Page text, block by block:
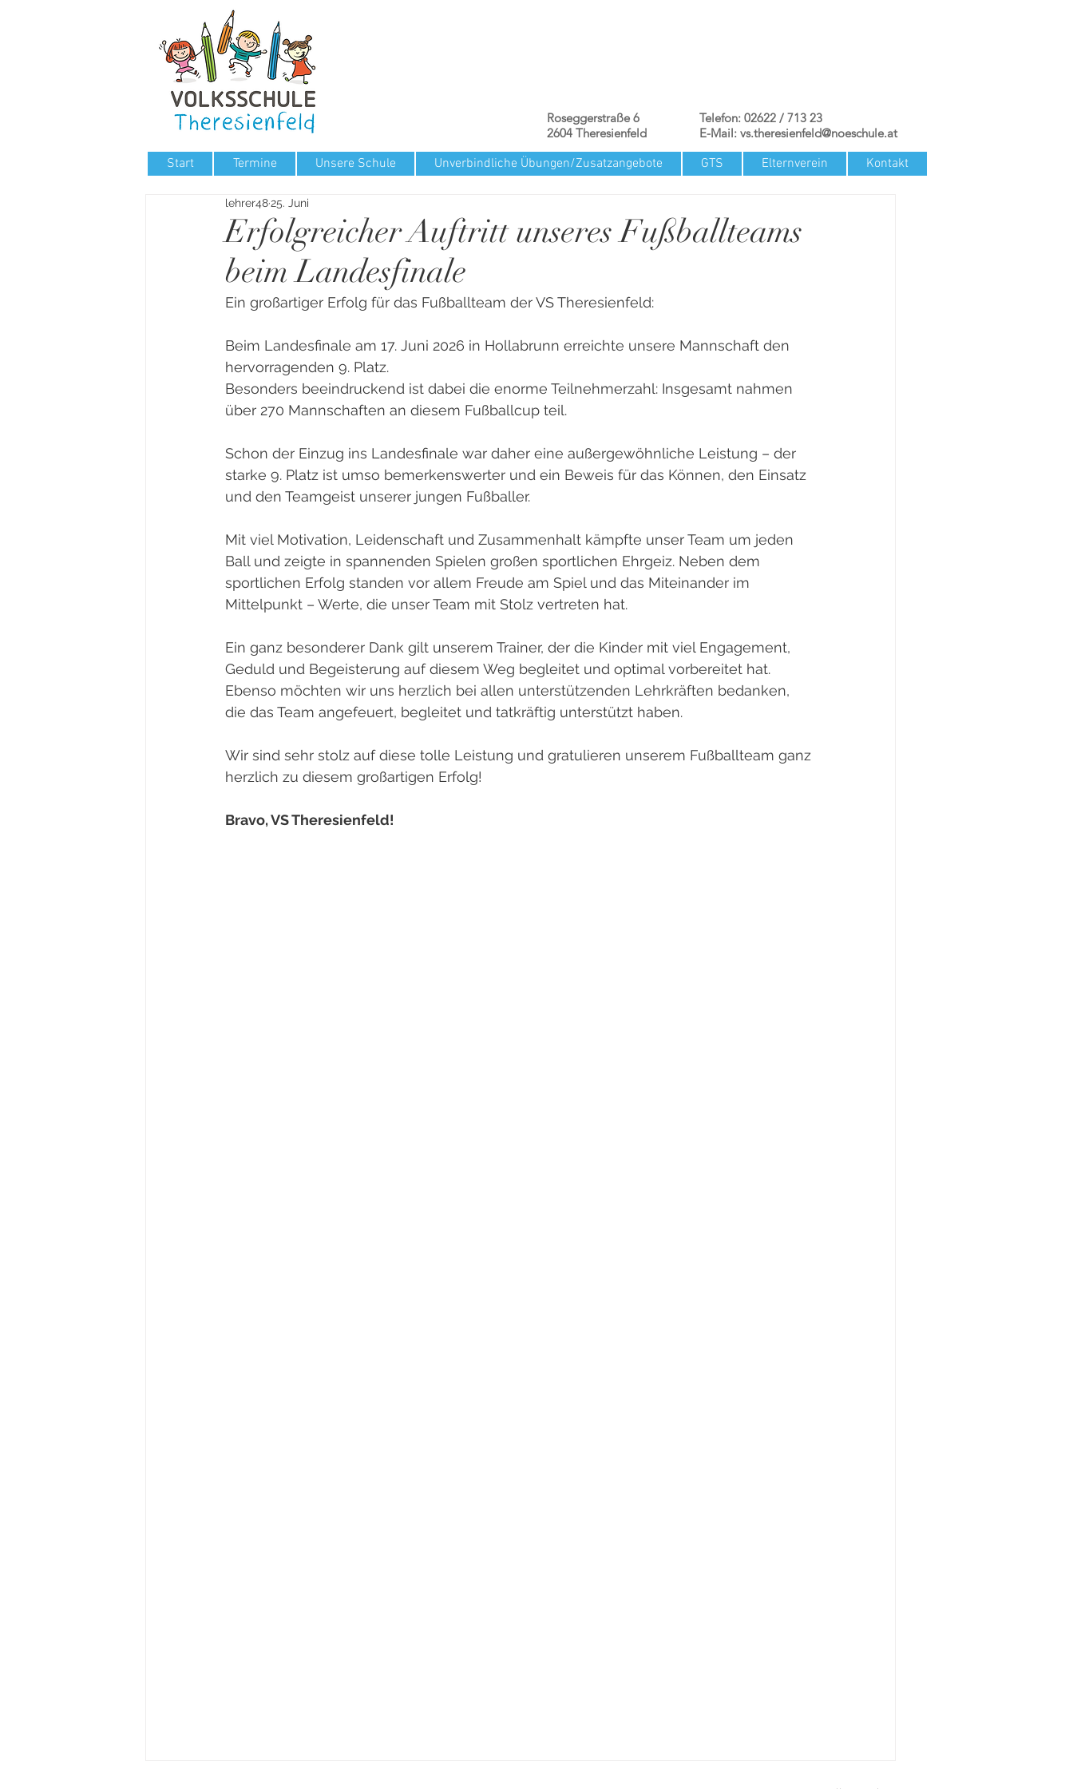
Roseggerstraße 6
2604 Theresienfeld
Telefon: 02622 / 713 23
E-Mail: vs.theresienfeld@noeschule.at
Start Termine Unsere Schule Unverbindliche Übungen/Zusatzangebote GTS Elternverein Kontakt
Erfolgreicher Auftritt unseres Fußballteams
beim Landesfinale
lehrer4825. Juni
Ein großartiger Erfolg für das Fußballteam der VS Theresienfeld:
Beim Landesfinale am 17. Juni 2026 in Hollabrunn erreichte unsere Mannschaft den
hervorragenden 9. Platz.
Besonders beeindruckend ist dabei die enorme Teilnehmerzahl: Insgesamt nahmen
über 270 Mannschaften an diesem Fußballcup teil.
Schon der Einzug ins Landesfinale war daher eine außergewöhnliche Leistung – der
starke 9. Platz ist umso bemerkenswerter und ein Beweis für das Können, den Einsatz
und den Teamgeist unserer jungen Fußballer.
Mit viel Motivation, Leidenschaft und Zusammenhalt kämpfte unser Team um jeden
Ball und zeigte in spannenden Spielen großen sportlichen Ehrgeiz. Neben dem
sportlichen Erfolg standen vor allem Freude am Spiel und das Miteinander im
Mittelpunkt – Werte, die unser Team mit Stolz vertreten hat.
Ein ganz besonderer Dank gilt unserem Trainer, der die Kinder mit viel Engagement,
Geduld und Begeisterung auf diesem Weg begleitet und optimal vorbereitet hat.
Ebenso möchten wir uns herzlich bei allen unterstützenden Lehrkräften bedanken,
die das Team angefeuert, begleitet und tatkräftig unterstützt haben.
Wir sind sehr stolz auf diese tolle Leistung und gratulieren unserem Fußballteam ganz
herzlich zu diesem großartigen Erfolg!
Bravo, VS Theresienfeld!